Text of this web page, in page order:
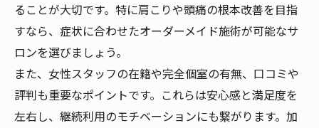
ることが大切です。特に肩こりや頭痛の根本改善を目指
すなら、症状に合わせたオーダーメイド施術が可能なサ
ロンを選びましょう。
また、女性スタッフの在籍や完全個室の有無、口コミや
評判も重要なポイントです。これらは安心感と満足度を
左右し、継続利用のモチベーションにも繋がります。加